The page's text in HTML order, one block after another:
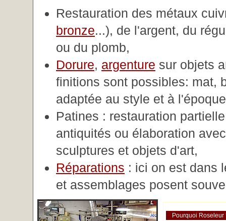
Restauration des métaux
bronze...), de l'argent, du
ou du plomb,
Dorure, argenture sur objets
finitions sont possibles: mat,
adaptée au style et à
Patines : restauration
antiquités ou élaboration
sculptures et objets d'art,
Réparations : ici on est dans
et assemblages posent
Pourquoi Roseleur